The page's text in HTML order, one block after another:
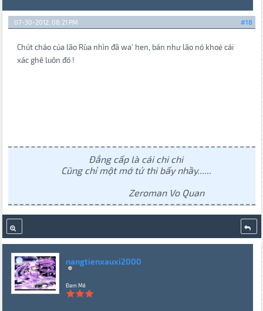
#18
07-30-2012, 08:21 PM
Chút cháo của lão Rùa nhìn đã wa' hen, bán như lão nó khoẻ cái
xác ghê luôn đó !
Đẳng cấp là cái chi chi
Cũng chỉ một mớ tử thi bấy nhầy......
Zeroman Vo Quan
nangtienxauxi2000
Đam Mê